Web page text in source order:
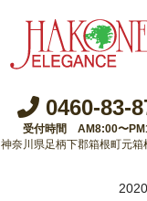
0460-83-
受付時間 AM8:00〜
神奈川県足柄下郡箱根町元箱